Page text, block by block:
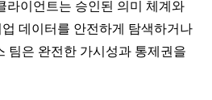
라이언트는 승인된 의미 체계와
데이터를 안전하게 탐색하거나
팀은 완전한 가시성과 통제권을